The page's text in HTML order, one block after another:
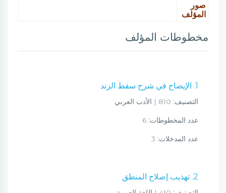
صور
المؤلف
مخطوطات المؤلف
1. الإيضاح في شرح سقط الزند
التصنيف:
عدد المخطوطات:
عدد المدخلات:
2. تهذيب إصلاح المنطق